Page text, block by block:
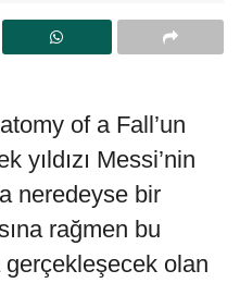
of a Fall’un
yıldızı Messi’nin
neredeyse bir
rağmen bu
gerçekleşecek olan